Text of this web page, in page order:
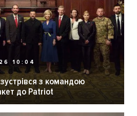
10:04
з командою
до Patriot